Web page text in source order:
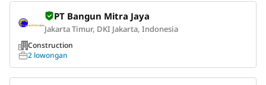
PT Bangun Mitra Jaya
Jakarta Timur, DKI Jakarta, Indonesia
Construction
2 lowongan